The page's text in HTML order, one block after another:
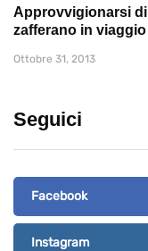
Approvvigionarsi di
zafferano in viaggio
Ottobre 31, 2013
Seguici
Facebook
Instagram